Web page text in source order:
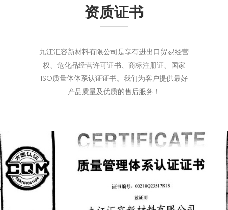
资质证书
九江汇容新材料有限公司是享有进出口贸易经营
权、危化品经营许可证书、商标注册证、国家
ISO质量体体系认证证书。我们为客户提供最好
产品质量及优质的售后服务！